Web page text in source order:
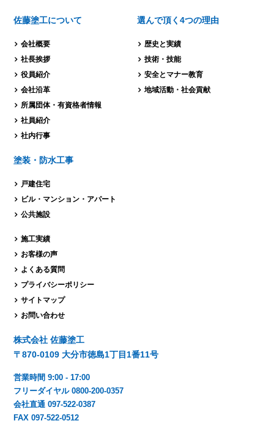
佐藤塗工について
会社概要
社長挨拶
役員紹介
会社沿革
所属団体・有資格者情報
社員紹介
社内行事
選んで頂く4つの理由
歴史と実績
技術・技能
安全とマナー教育
地域活動・社会貢献
塗装・防水工事
戸建住宅
ビル・マンション・ アパート
公共施設
施工実績
お客様の声
よくある質問
プライバシーポリシー
サイトマップ
お問い合わせ
株式会社 佐藤塗工
〒870-0109 大分市徳島1丁目1番11号
営業時間 9:00 - 17:00
フリーダイヤル 0800-200-0357
会社直通 097-522-0387
FAX 097-522-0512